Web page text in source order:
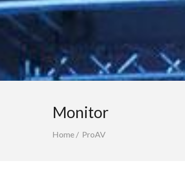
Monitor
Home / ProAV